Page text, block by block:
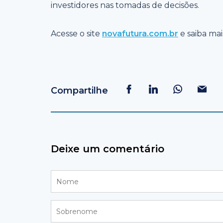
investidores nas tomadas de decisões.
Acesse o site novafutura.com.br e saiba
Compartilhe
Deixe um comentário